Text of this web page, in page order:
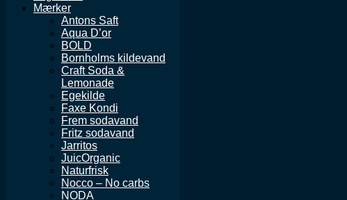
Mærker
Antons Saft
Aqua D’or
BOLD
Bornholms kildevand
Craft Soda &
Lemonade
Egekilde
Faxe Kondi
Frem sodavand
Fritz sodavand
Jarritos
JuicOrganic
Naturfrisk
Nocco – No carbs
NODA